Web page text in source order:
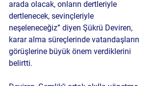
arada olacak, onların dertleriyle
dertlenecek, sevinçleriyle
neşeleneceğiz” diyen Şükrü Deviren,
karar alma süreçlerinde vatandaşların
görüşlerine büyük önem verdiklerini
belirtti.